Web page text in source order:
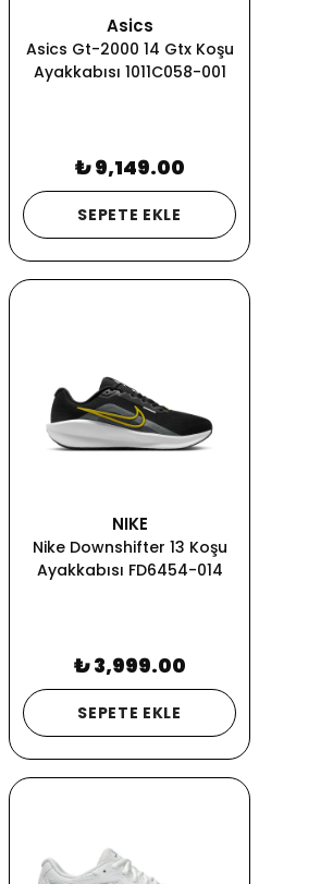
Asics
Asics Gt-2000 14 Gtx Koşu
Ayakkabısı 1011C058-001
₺ 9,149.00
SEPETE EKLE
NIKE
Nike Downshifter 13 Koşu
Ayakkabısı FD6454-014
₺ 3,999.00
SEPETE EKLE